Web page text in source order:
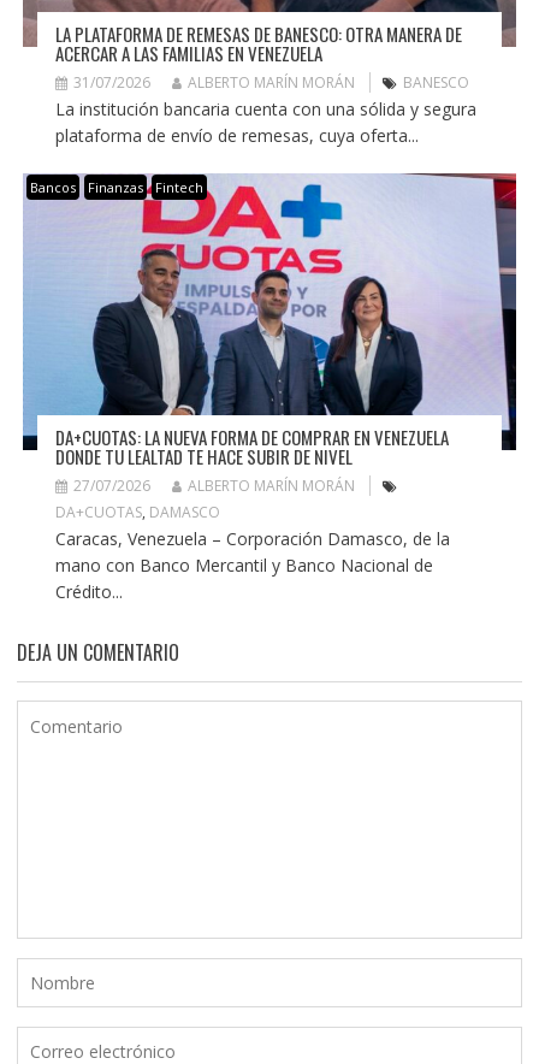
LA PLATAFORMA DE REMESAS DE BANESCO: OTRA MANERA DE
ACERCAR A LAS FAMILIAS EN VENEZUELA
31/07/2026 ALBERTO MARÍN MORÁN BANESCO
La institución bancaria cuenta con una sólida y segura
plataforma de envío de remesas, cuya oferta...
Bancos Finanzas Fintech
DA+CUOTAS: LA NUEVA FORMA DE COMPRAR EN VENEZUELA
DONDE TU LEALTAD TE HACE SUBIR DE NIVEL
27/07/2026
ALBERTO MARÍN MORÁN
DA+CUOTAS, DAMASCO
Caracas, Venezuela – Corporación Damasco, de la
mano con Banco Mercantil y Banco Nacional de
Crédito...
DEJA UN COMENTARIO